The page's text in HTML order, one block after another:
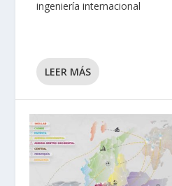
ingeniería internacional
LEER MÁS